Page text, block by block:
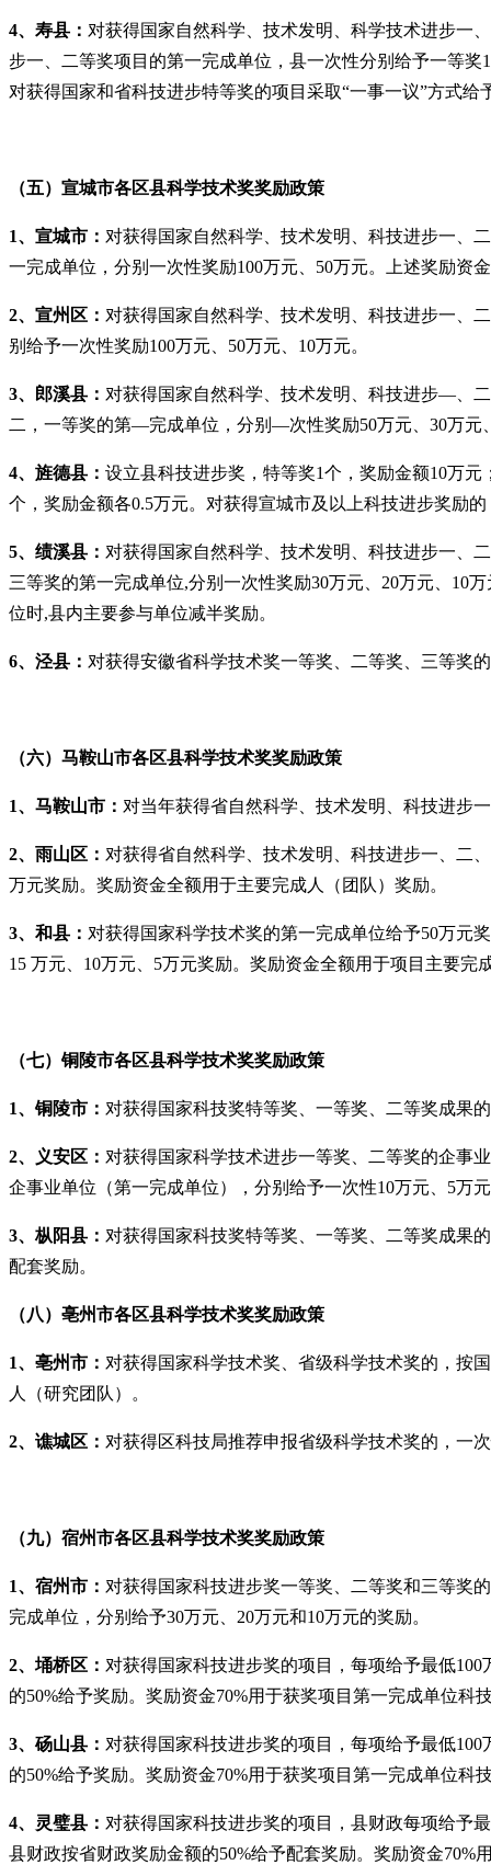
4、寿县： 对获得国家自然科学、技术发明、科学技术进步一
步一、二等奖项目的第一完成单位，县一次性分别给予一等
对获得国家和省科技进步特等奖的项目采取“一事一议”方式给
（五）宣城市各区县科学技术奖奖励政策
1、宣城市： 对获得国家自然科学、技术发明、科技进步一、
一完成单位，分别一次性奖励100万元、50万元。上述奖励资
2、宣州区： 对获得国家自然科学、技术发明、科技进步一、
别给予一次性奖励100万元、50万元、10万元。
3、郎溪县： 对获得国家自然科学、技术发明、科技进步—、
二，一等奖的第—完成单位，分别—次性奖励50万元、30万元
4、旌德县： 设立县科技进步奖，特等奖1个，奖励金额10万
个，奖励金额各0.5万元。对获得宣城市及以上科技进步奖励
5、绩溪县： 对获得国家自然科学、技术发明、科技进步一、
三等奖的第一完成单位,分别一次性奖励30万元、20万元、10
位时,县内主要参与单位减半奖励。
6、泾县： 对获得安徽省科学技术奖一等奖、二等奖、三等奖
（六）马鞍山市各区县科学技术奖奖励政策
1、马鞍山市： 对当年获得省自然科学、技术发明、科技进步
2、雨山区： 对获得省自然科学、技术发明、科技进步一、二
万元奖励。奖励资金全额用于主要完成人（团队）奖励。
3、和县： 对获得国家科学技术奖的第一完成单位给予50万元
15 万元、10万元、5万元奖励。奖励资金全额用于项目主要完
（七）铜陵市各区县科学技术奖奖励政策
1、铜陵市： 对获得国家科技奖特等奖、一等奖、二等奖成果
2、义安区： 对获得国家科学技术进步一等奖、二等奖的企事
企事业单位（第一完成单位），分别给予一次性10万元、5万
3、枞阳县： 对获得国家科技奖特等奖、一等奖、二等奖成果
配套奖励。
（八）亳州市各区县科学技术奖奖励政策
1、亳州市： 对获得国家科学技术奖、省级科学技术奖的，按
人（研究团队）。
2、谯城区： 对获得区科技局推荐申报省级科学技术奖的，一
（九）宿州市各区县科学技术奖奖励政策
1、宿州市： 对获得国家科技进步奖一等奖、二等奖和三等奖
完成单位，分别给予30万元、20万元和10万元的奖励。
2、埇桥区： 对获得国家科技进步奖的项目，每项给予最低
的50%给予奖励。奖励资金70%用于获奖项目第一完成单位
3、砀山县： 对获得国家科技进步奖的项目，每项给予最低
的50%给予奖励。奖励资金70%用于获奖项目第一完成单位
4、灵璧县： 对获得国家科技进步奖的项目，县财政每项给予
县财政按省财政奖励金额的50%给予配套奖励。奖励资金